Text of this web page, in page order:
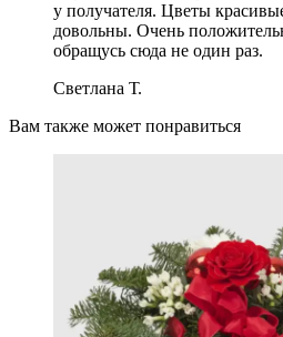
у получателя. Цветы
довольны. Очень
обращусь сюда не один раз.
Светлана Т.
Вам также может понравиться